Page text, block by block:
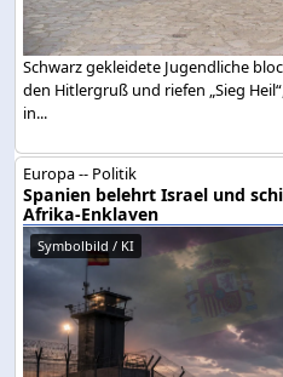
Schwarz gekleidete Jugendliche
den Hitlergruß und riefen „Sieg
in...
Europa -- Politik
Spanien belehrt Israel und
Afrika-Enklaven
Symbolbild / KI